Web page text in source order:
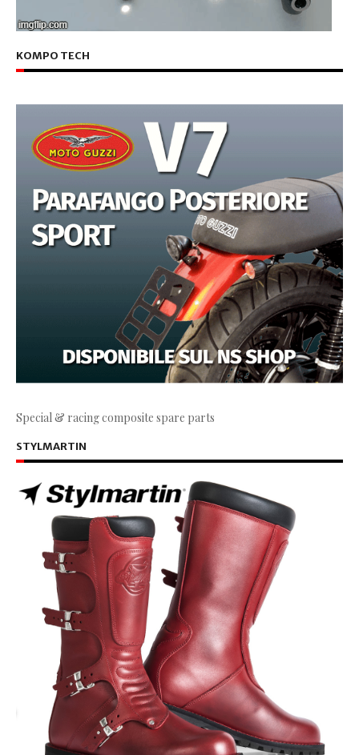
KOMPO TECH
Special & racing composite spare parts
STYLMARTIN